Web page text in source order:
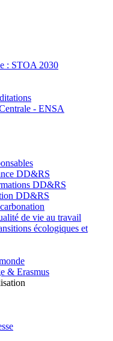
: STOA 2030
- ENSA
DD&RS
DD&RS
DD&RS
de vie au travail
écologiques et
& Erasmus